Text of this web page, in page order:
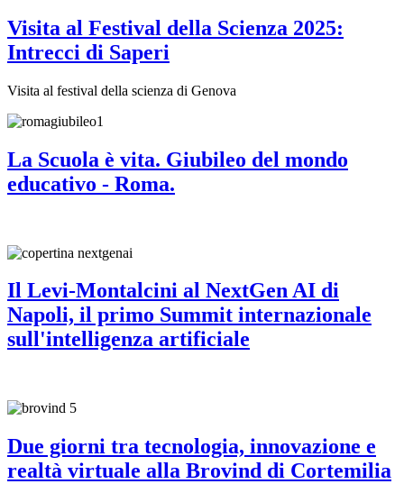
Visita al Festival della Scienza 2025:
Intrecci di Saperi
Visita al festival della scienza di Genova
La Scuola è vita. Giubileo del mondo
educativo - Roma.
Il Levi-Montalcini al NextGen AI di
Napoli, il primo Summit internazionale
sull'intelligenza artificiale
Due giorni tra tecnologia, innovazione e
realtà virtuale alla Brovind di Cortemilia